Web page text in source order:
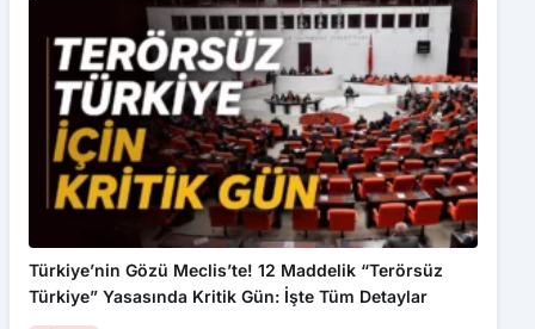
Türkiye’nin Gözü Meclis’te! 12 Maddelik “Terörsüz
Türkiye” Yasasında Kritik Gün: İşte Tüm Detaylar